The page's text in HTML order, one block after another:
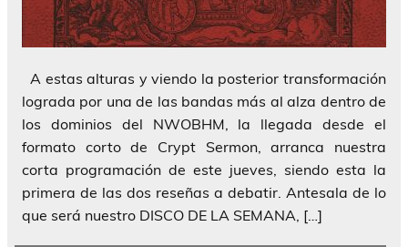
A estas alturas y viendo la posterior transformación
lograda por una de las bandas más al alza dentro de
los dominios del NWOBHM, la llegada desde el
formato corto de Crypt Sermon, arranca nuestra
corta programación de este jueves, siendo esta la
primera de las dos reseñas a debatir. Antesala de lo
que será nuestro DISCO DE LA SEMANA, […]